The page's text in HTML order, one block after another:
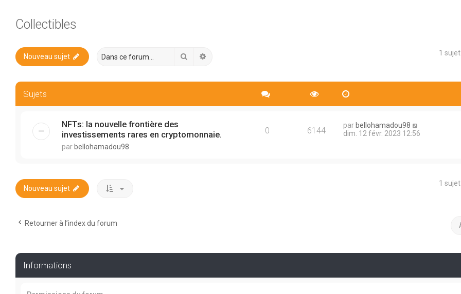
Collectibles
Nouveau sujet Rechercher 1 sujet
Sujets
NFTs: la nouvelle frontière des
investissements rares en cryptomonnaie.
par bellohamadou98
0 6144 par bellohamadou98
dim. 12 févr. 2023 12:56
Nouveau sujet
1 sujet
Retourner à l’index du forum
Informations